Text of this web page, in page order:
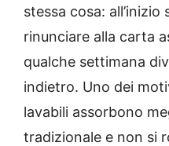
stessa cosa: all’inizio
rinunciare alla carta
qualche settimana
indietro. Uno dei
lavabili assorbono
tradizionale e non si